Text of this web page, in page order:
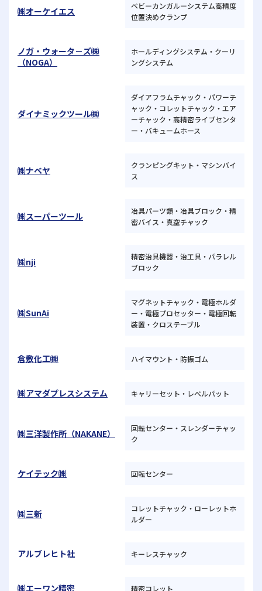
㈱オーケイエス
ベビーカンガルーシステム高精度
位置決めクランプ
ノガ・ウォータ－ズ㈱
（NOGA）
ホールディングシステム・クーリ
ングシステム
ダイナミックツール㈱
ダイアフラムチャック・パワーチ
ャック・コレットチャック・エア
ーチャック・高精密ライブセンタ
ー・バキュームホース
㈱ナベヤ
クランピングキット・マシンバイ
ス
㈱スーパーツール
冶具パーツ類・冶具ブロック・精
密バイス・真空チャック
㈱nji
精密治具機器・治工具・パラレル
ブロック
㈱SunAi
マグネットチャック・電極ホルダ
ー・電極プロセッター・電極回転
装置・クロステーブル
倉敷化工㈱ ハイマウント・防振ゴム
㈱アマダプレスシステム キャリーセット・レベルパット
㈱三洋製作所（NAKANE）
回転センター・スレンダーチャッ
ク
ケイテック㈱ 回転センター
㈱三新
コレットチャック・ローレットホ
ルダー
アルブレヒト社 キーレスチャック
㈱エーワン精密 精密コレット